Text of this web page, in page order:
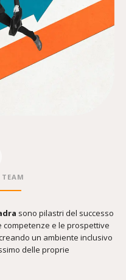
sono pilastri del successo
e le prospettive
un ambiente inclusivo
delle proprie